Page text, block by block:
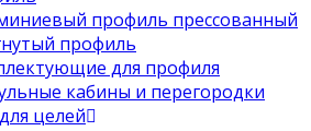
профиль прессованный
профиль
для профиля
кабины и перегородки
целей